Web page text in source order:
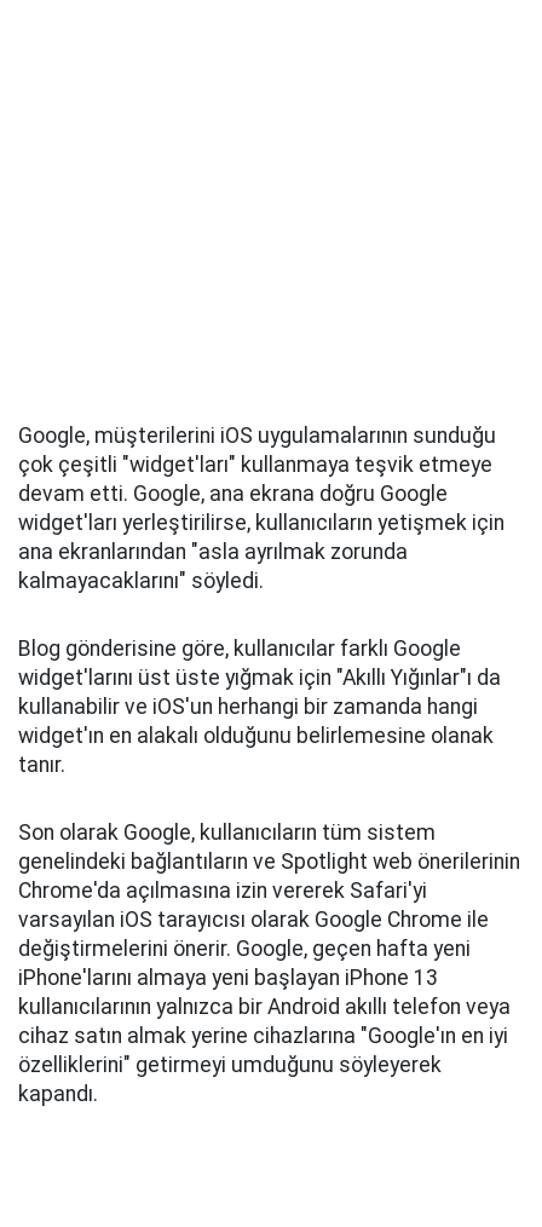
Google, müşterilerini iOS uygulamalarının sunduğu
çok çeşitli "widget'ları" kullanmaya teşvik etmeye
devam etti. Google, ana ekrana doğru Google
‌widget'ları‌ yerleştirilirse, kullanıcıların yetişmek için
ana ekranlarından "asla ayrılmak zorunda
kalmayacaklarını" söyledi.
Blog gönderisine göre, kullanıcılar farklı Google
‌widget'larını‌ üst üste yığmak için "Akıllı Yığınlar"ı da
kullanabilir ve iOS'un herhangi bir zamanda hangi
widget'ın en alakalı olduğunu belirlemesine olanak
tanır.
Son olarak Google, kullanıcıların tüm sistem
genelindeki bağlantıların ve Spotlight web önerilerinin
Chrome'da açılmasına izin vererek Safari'yi
varsayılan iOS tarayıcısı olarak Google Chrome ile
değiştirmelerini önerir. Google, geçen hafta yeni
iPhone'larını almaya yeni başlayan ‌iPhone 13‌
kullanıcılarının yalnızca bir Android akıllı telefon veya
cihaz satın almak yerine cihazlarına "Google'ın en iyi
özelliklerini" getirmeyi umduğunu söyleyerek
kapandı.